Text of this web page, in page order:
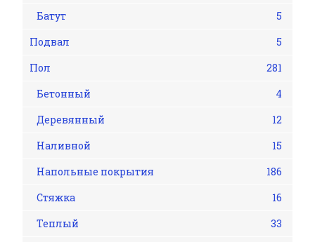
Батут
5
Подвал
5
Пол
281
Бетонный
4
Деревянный
12
Наливной
15
Напольные покрытия
186
Стяжка
16
Теплый
33